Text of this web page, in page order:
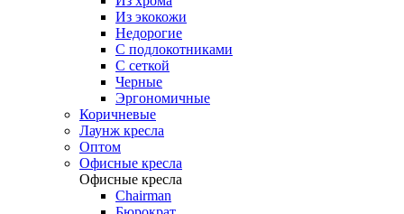
Из экокожи
Недорогие
С подлокотниками
С сеткой
Черные
Эргономичные
Коричневые
Лаунж кресла
Оптом
Офисные кресла
Офисные кресла
Chairman